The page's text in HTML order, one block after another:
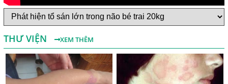
THƯ VIỆN XEM THÊM
Một Số Điều Cần Biết Về Ký Sinh Trùng Demodex Trên Da
Người
Nguyên Nhân Và Tác Hại Của Bệnh Giun Chỉ Bạch Huyết
Chẩn Đoán Và Điều Trị Bệnh Echinococcus
Những Điều Cần Biết Về Giun Hình Ống